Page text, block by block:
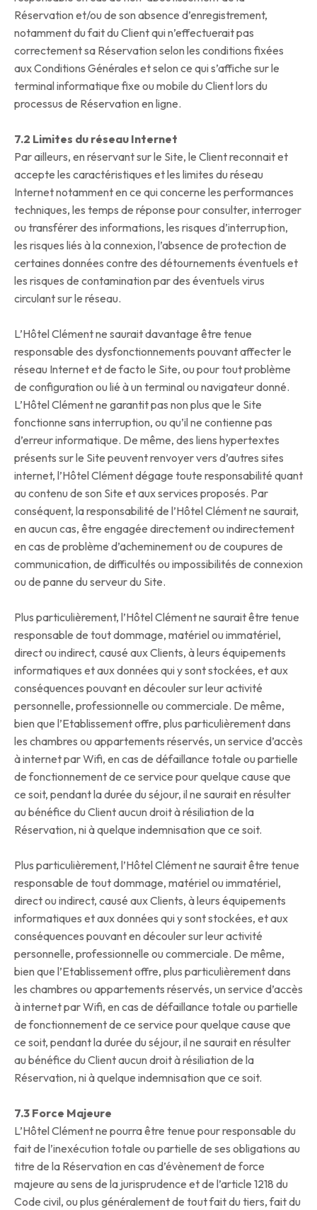
Réservation et/ou de son absence d’enregistrement,
notamment du fait du Client qui n’effectuerait pas
correctement sa Réservation selon les conditions fixées
aux Conditions Générales et selon ce qui s’affiche sur le
terminal informatique fixe ou mobile du Client lors du
processus de Réservation en ligne.
7.2 Limites du réseau Internet
Par ailleurs, en réservant sur le Site, le Client reconnait et
accepte les caractéristiques et les limites du réseau
Internet notamment en ce qui concerne les performances
techniques, les temps de réponse pour consulter, interroger
ou transférer des informations, les risques d’interruption,
les risques liés à la connexion, l’absence de protection de
certaines données contre des détournements éventuels et
les risques de contamination par des éventuels virus
circulant sur le réseau.
L’Hôtel Clément ne saurait davantage être tenue
responsable des dysfonctionnements pouvant affecter le
réseau Internet et de facto le Site, ou pour tout problème
de configuration ou lié à un terminal ou navigateur donné.
L’Hôtel Clément ne garantit pas non plus que le Site
fonctionne sans interruption, ou qu’il ne contienne pas
d’erreur informatique. De même, des liens hypertextes
présents sur le Site peuvent renvoyer vers d’autres sites
internet, l’Hôtel Clément dégage toute responsabilité quant
au contenu de son Site et aux services proposés. Par
conséquent, la responsabilité de l’Hôtel Clément ne saurait,
en aucun cas, être engagée directement ou indirectement
en cas de problème d’acheminement ou de coupures de
communication, de difficultés ou impossibilités de connexion
ou de panne du serveur du Site.
Plus particulièrement, l’Hôtel Clément ne saurait être tenue
responsable de tout dommage, matériel ou immatériel,
direct ou indirect, causé aux Clients, à leurs équipements
informatiques et aux données qui y sont stockées, et aux
conséquences pouvant en découler sur leur activité
personnelle, professionnelle ou commerciale. De même,
bien que l’Etablissement offre, plus particulièrement dans
les chambres ou appartements réservés, un service d’accès
à internet par Wifi, en cas de défaillance totale ou partielle
de fonctionnement de ce service pour quelque cause que
ce soit, pendant la durée du séjour, il ne saurait en résulter
au bénéfice du Client aucun droit à résiliation de la
Réservation, ni à quelque indemnisation que ce soit.
Plus particulièrement, l’Hôtel Clément ne saurait être tenue
responsable de tout dommage, matériel ou immatériel,
direct ou indirect, causé aux Clients, à leurs équipements
informatiques et aux données qui y sont stockées, et aux
conséquences pouvant en découler sur leur activité
personnelle, professionnelle ou commerciale. De même,
bien que l’Etablissement offre, plus particulièrement dans
les chambres ou appartements réservés, un service d’accès
à internet par Wifi, en cas de défaillance totale ou partielle
de fonctionnement de ce service pour quelque cause que
ce soit, pendant la durée du séjour, il ne saurait en résulter
au bénéfice du Client aucun droit à résiliation de la
Réservation, ni à quelque indemnisation que ce soit.
7.3 Force Majeure
L’Hôtel Clément ne pourra être tenue pour responsable du
fait de l’inexécution totale ou partielle de ses obligations au
titre de la Réservation en cas d’évènement de force
majeure au sens de la jurisprudence et de l’article 1218 du
Code civil, ou plus généralement de tout fait du tiers, fait du